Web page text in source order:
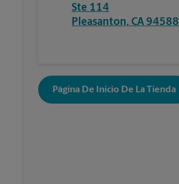
Ste 114
Pleasanton, CA 94588
Página De Inicio De La Tienda